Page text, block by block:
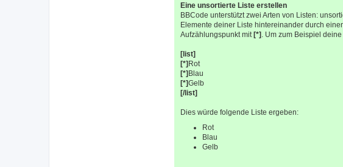
Eine unsortierte Liste erstellen
BBCode unterstützt zwei Arten von Listen:
Elemente deiner Liste hintereinander durch
Aufzählungspunkt mit [*] . Um zum Beispiel
[list]
[*]Rot
[*]Blau
[*]Gelb
[/list]
Dies würde folgende Liste ergeben:
Rot
Blau
Gelb